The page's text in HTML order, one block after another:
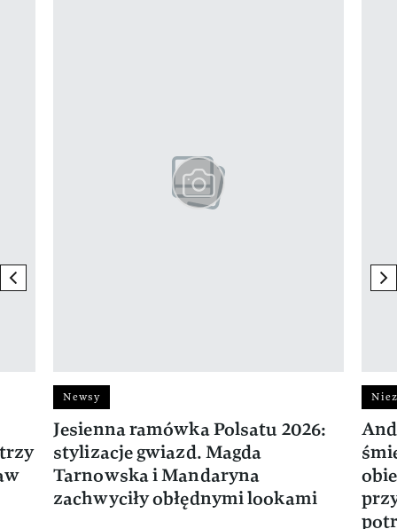
previous element
Newsy
Jesienna ramówka Polsatu 2026:
stylizacje gwiazd. Magda
Tarnowska i Mandaryna
zachwyciły obłędnymi lookami